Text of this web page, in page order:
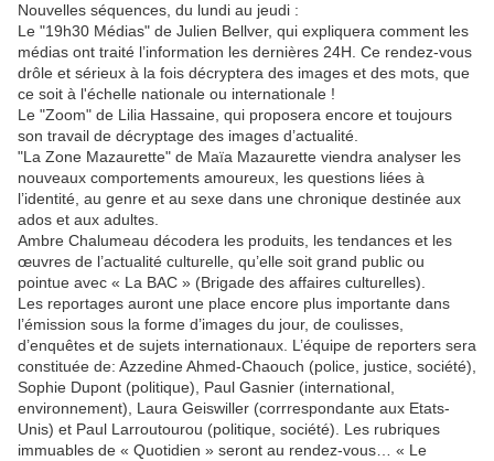
Nouvelles séquences, du lundi au jeudi :
Le "19h30 Médias" de Julien Bellver, qui expliquera comment les
médias ont traité l’information les dernières 24H. Ce rendez-vous
drôle et sérieux à la fois décryptera des images et des mots, que
ce soit à l'échelle nationale ou internationale !
Le "Zoom" de Lilia Hassaine, qui proposera encore et toujours
son travail de décryptage des images d’actualité.
"La Zone Mazaurette" de Maïa Mazaurette viendra analyser les
nouveaux comportements amoureux, les questions liées à
l’identité, au genre et au sexe dans une chronique destinée aux
ados et aux adultes.
Ambre Chalumeau décodera les produits, les tendances et les
œuvres de l’actualité culturelle, qu’elle soit grand public ou
pointue avec « La BAC » (Brigade des affaires culturelles).
Les reportages auront une place encore plus importante dans
l’émission sous la forme d’images du jour, de coulisses,
d’enquêtes et de sujets internationaux. L’équipe de reporters sera
constituée de: Azzedine Ahmed-Chaouch (police, justice, société),
Sophie Dupont (politique), Paul Gasnier (international,
environnement), Laura Geiswiller (corrrespondante aux Etats-
Unis) et Paul Larroutourou (politique, société). Les rubriques
immuables de « Quotidien » seront au rendez-vous… « Le